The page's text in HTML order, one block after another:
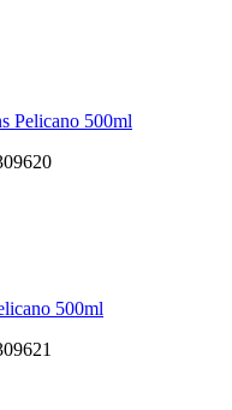
Pelicano 500ml
500ml